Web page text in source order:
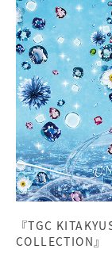
『TGC
COLLECTION』